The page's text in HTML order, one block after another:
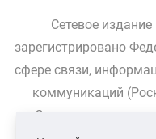
Сетевое
зарегистрировано
сфере связи,
коммуникаций
Свидетельство о